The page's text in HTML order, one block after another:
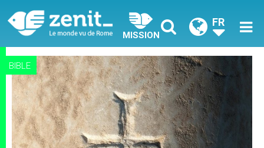
MISSION
FR
BIBLE